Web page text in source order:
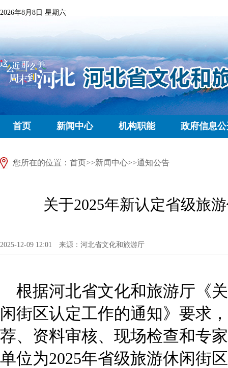
2026年8月8日 星期六
首页 新闻中心 机构职能 政府信息
您所在的位置： 首页>>新闻中心>>通知公告
关于2025年新认定省级旅
2025-12-09 12:01 来源：河北省文化和旅游厅
根据河北省文化和旅游厅《
闲街区认定工作的通知》要求
荐、资料审核、现场检查和专
单位为2025年省级旅游休闲街